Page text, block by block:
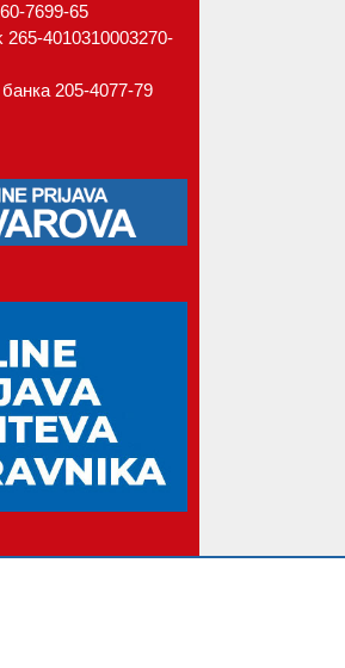
7699-65
265-4010310003270-
205-4077-79